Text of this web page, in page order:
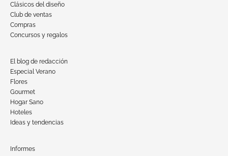
Clásicos del diseño
Club de ventas
Compras
Concursos y regalos
El blog de redacción
Especial Verano
Flores
Gourmet
Hogar Sano
Hoteles
Ideas y tendencias
Informes